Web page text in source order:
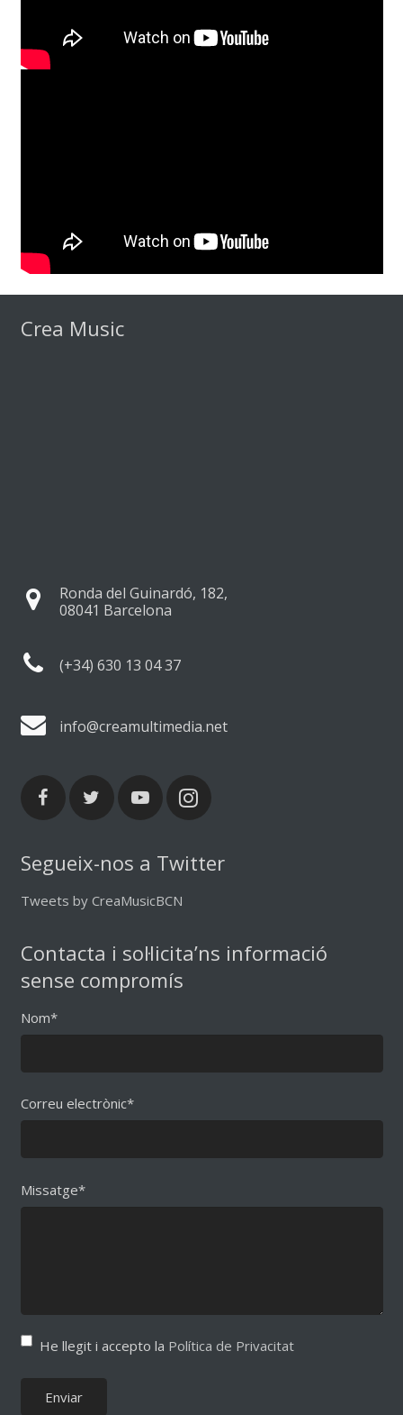
Crea Music
Ronda del Guinardó, 182,
08041 Barcelona
(+34) 630 13 04 37
info@creamultimedia.net
Segueix-nos a Twitter
Tweets by CreaMusicBCN
Contacta i sol·licita’ns informació
sense compromís
Nom*
Correu electrònic*
Missatge*
He llegit i accepto la Política de Privacitat